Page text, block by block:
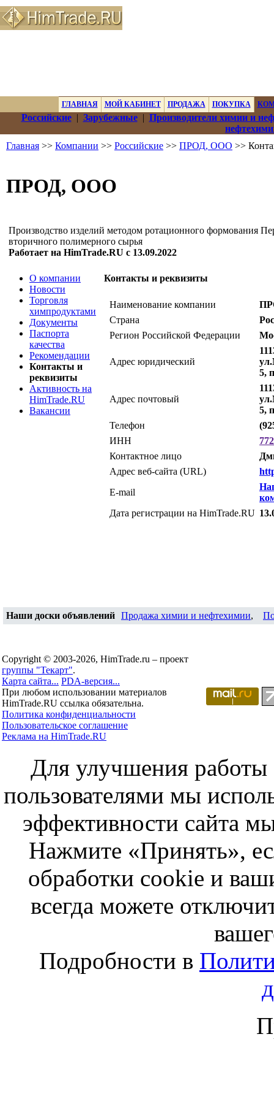
ГЛАВНАЯ МОЙ КАБИНЕТ ПРОДАЖА ПОКУПКА
Российские| Зарубежные| Производители химии и
Главная >> Компании >> Российские >> ПРОД, ООО >>
ПРОД, ООО
Производство изделий методом ротационного формования
вторичного полимерного сырья
Работает на HimTrade.RU с 13.09.2022
О компании
Новости
Торговля
химпродуктами
Документы
Паспорта
качества
Рекомендации
Контакты и
реквизиты
Активность на
HimTrade.RU
Вакансии
Контакты и реквизиты
Наименование компании
Страна
Регион Российской Федерации
Адрес юридический
5,
Адрес почтовый
5,
Телефон
ИНН
Контактное лицо
Адрес веб-сайта (URL)
E-mail
Дата регистрации на HimTrade.RU
Наши доски объявлений Продажа химии и нефтехимии,
Copyright © 2003-2026, HimTrade.ru – проект
группы "Текарт".
Карта сайта... PDA-версия...
При любом использовании материалов
HimTrade.RU ссылка обязательна.
Политика конфиденциальности
Пользовательское соглашение
Реклама на HimTrade.RU
Для улучшения работы
пользователями мы
эффективности сайта
Нажмите «Принять»,
обработки cookie и
всегда можете
Подробности в